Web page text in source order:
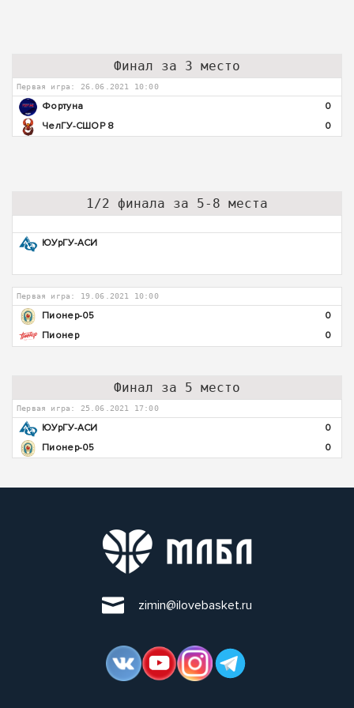
Финал за 3 место
Первая игра: 26.06.2021 10:00
Фортуна
0
ЧелГУ-СШОР 8
0
1/2 финала за 5-8 места
ЮУрГУ-АСИ
Первая игра: 19.06.2021 10:00
Пионер-05
0
Пионер
0
Финал за 5 место
Первая игра: 25.06.2021 17:00
ЮУрГУ-АСИ
0
Пионер-05
0
zimin@ilovebasket.ru